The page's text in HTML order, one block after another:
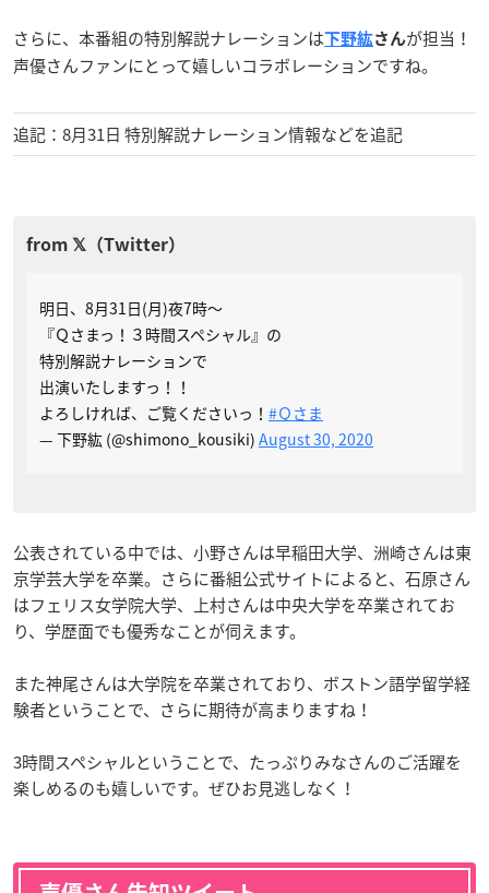
さらに、本番組の特別解説ナレーションは下野紘さんが担当！
声優さんファンにとって嬉しいコラボレーションですね。
追記：8月31日 特別解説ナレーション情報などを追記
明日、8月31日(月)夜7時～
『Ｑさまっ！３時間スペシャル』の
特別解説ナレーションで
出演いたしますっ！！
よろしければ、ご覧くださいっ！ #Ｑさま
— 下野紘 (@shimono_kousiki) August 30, 2020
公表されている中では、小野さんは早稲田大学、洲崎さんは東
京学芸大学を卒業。さらに番組公式サイトによると、石原さん
はフェリス女学院大学、上村さんは中央大学を卒業されてお
り、学歴面でも優秀なことが伺えます。
また神尾さんは大学院を卒業されており、ボストン語学留学経
験者ということで、さらに期待が高まりますね！
3時間スペシャルということで、たっぷりみなさんのご活躍を
楽しめるのも嬉しいです。ぜひお見逃しなく！